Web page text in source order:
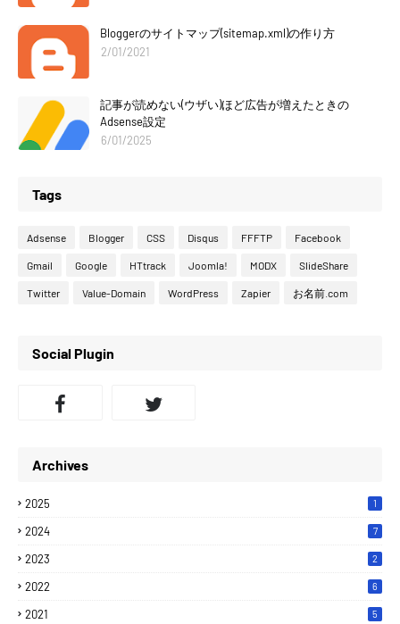
Bloggerのサイトマップ(sitemap.xml)の作り方
2/01/2021
記事が読めない(ウザい)ほど広告が増えたときの
Adsense設定
6/01/2025
Tags
Adsense Blogger CSS Disqus FFFTP Facebook
Gmail Google HTtrack Joomla! MODX SlideShare
Twitter Value-Domain WordPress Zapier お名前.com
Social Plugin
Archives
2025 1
2024 7
2023 2
2022 6
2021 5